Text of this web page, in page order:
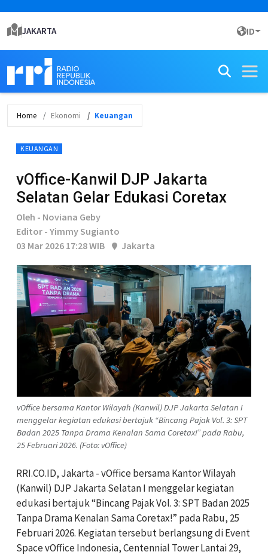
JAKARTA ID
Home Ekonomi Keuangan
KEUANGAN
vOffice-Kanwil DJP Jakarta
Selatan Gelar Edukasi Coretax
Oleh - Noviana Geby
Editor - Yimmy Sugianto
03 Mar 2026 17:28 WIB
Jakarta
vOffice bersama Kantor Wilayah (Kanwil) DJP Jakarta Selatan I
menggelar kegiatan edukasi bertajuk “Bincang Pajak Vol. 3: SPT
Badan 2025 Tanpa Drama Kenalan Sama Coretax!” pada Rabu,
25 Februari 2026. (Foto: vOffice)
RRI.CO.ID, Jakarta - vOffice bersama Kantor Wilayah
(Kanwil) DJP Jakarta Selatan I menggelar kegiatan
edukasi bertajuk “Bincang Pajak Vol. 3: SPT Badan 2025
Tanpa Drama Kenalan Sama Coretax!” pada Rabu, 25
Februari 2026. Kegiatan tersebut berlangsung di Event
Space vOffice Indonesia, Centennial Tower Lantai 29,